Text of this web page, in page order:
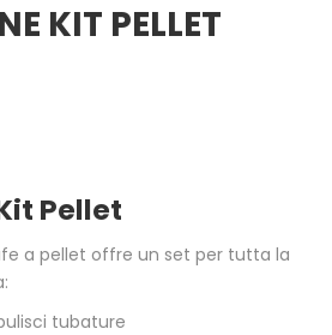
KIT PELLET
Pellet
a pellet offre un set per tutta la
tubature
6,50
1,80